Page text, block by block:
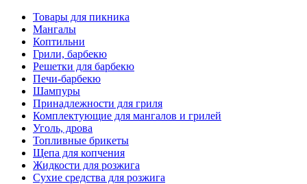
Товары для пикника
Мангалы
Коптильни
Грили, барбекю
Решетки для барбекю
Печи-барбекю
Шампуры
Принадлежности для гриля
Комплектующие для мангалов и грилей
Уголь, дрова
Топливные брикеты
Щепа для копчения
Жидкости для розжига
Сухие средства для розжига